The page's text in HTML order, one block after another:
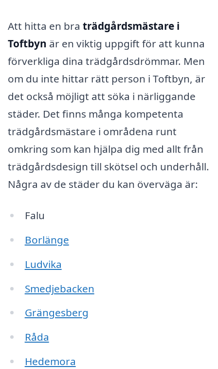
Att hitta en bra trädgårdsmästare i
Toftbyn är en viktig uppgift för att kunna
förverkliga dina trädgårdsdrömmar. Men
om du inte hittar rätt person i Toftbyn, är
det också möjligt att söka i närliggande
städer. Det finns många kompetenta
trädgårdsmästare i områdena runt
omkring som kan hjälpa dig med allt från
trädgårdsdesign till skötsel och underhåll.
Några av de städer du kan överväga är:
Falu
Borlänge
Ludvika
Smedjebacken
Grängesberg
Råda
Hedemora